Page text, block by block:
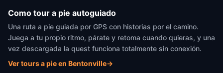
Como tour a pie autoguiado
Una ruta a pie guiada por GPS con historias por el camino.
Juega a tu propio ritmo, párate y retoma cuando quieras, y una
vez descargada la quest funciona totalmente sin conexión.
Ver tours a pie en Bentonville→